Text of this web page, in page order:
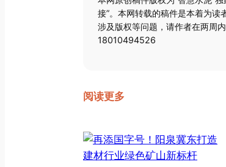
接”。本网转载的稿件是本着为
涉及版权等问题，请作者在两周
18010494526
阅读更多